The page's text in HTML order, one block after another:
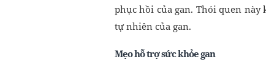
phục hồi của gan. Thói quen này
tự nhiên của gan.
Mẹo hỗ trợ sức khỏe gan